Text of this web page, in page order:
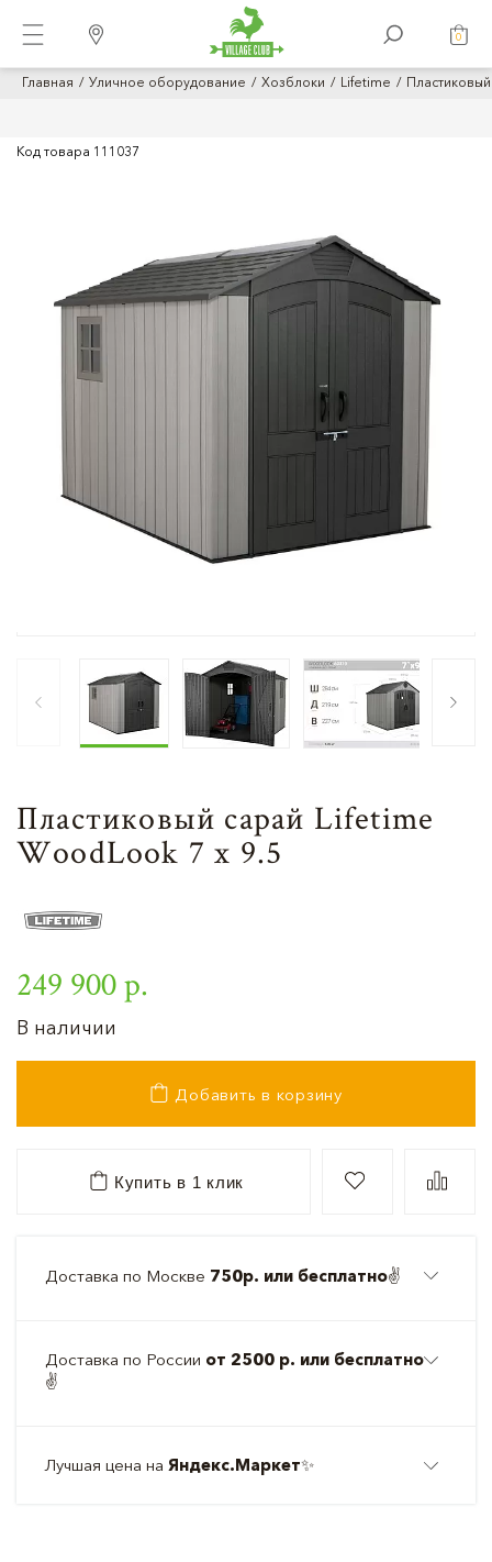
0
Главная Уличное оборудование Хозблоки Lifetime
Код товара 111037
Пластиковый сарай Lifetime
WoodLook 7 х 9.5
249 900 р.
В наличии
Добавить в корзину
Купить в 1 клик
Доставка по Москве 750р. или бесплатно✌️
Доставка по России от 2500 р. или бесплатно
✌️
Лучшая цена на Яндекс.Маркет✨